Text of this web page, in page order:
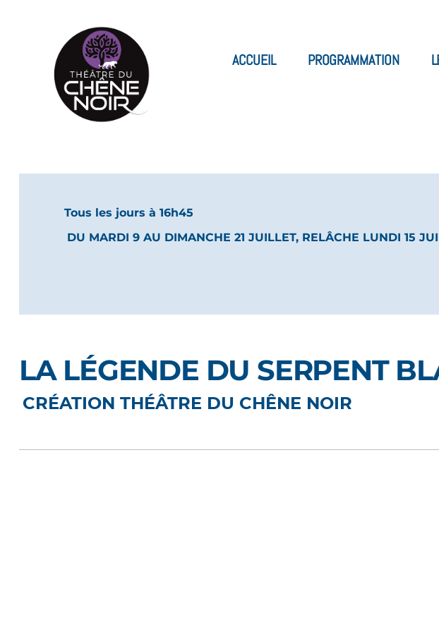
ACCUEIL PROGRAMMATION
Tous les jours à 16h45
DU MARDI 9 AU DIMANCHE 21 JUILLET, RELÂCHE LUNDI 15
LA LÉGENDE DU SERPENT
CRÉATION THÉÂTRE DU CHÊNE NOIR